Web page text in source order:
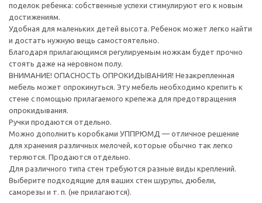
поделок ребенка: собственные успехи стимулируют его к новым
достижениям.
Удобная для маленьких детей высота. Ребенок может легко найти
и достать нужную вещь самостоятельно.
Благодаря прилагающимся регулируемым ножкам будет прочно
стоять даже на неровном полу.
ВНИМАНИЕ! ОПАСНОСТЬ ОПРОКИДЫВАНИЯ! Незакрепленная
мебель может опрокинуться. Эту мебель необходимо крепить к
стене с помощью прилагаемого крепежа для предотвращения
опрокидывания.
Ручки продаются отдельно.
Можно дополнить коробками УППРЮМД — отличное решение
для хранения различных мелочей, которые обычно так легко
теряются. Продаются отдельно.
Для различного типа стен требуются разные виды креплений.
Выберите подходящие для ваших стен шурупы, дюбели,
саморезы и т. п. (не прилагаются).